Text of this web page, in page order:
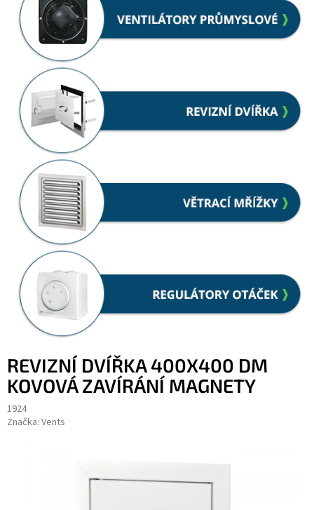
REVIZNÍ DVÍŘKA 400X400 DM
KOVOVÁ ZAVÍRÁNÍ MAGNETY
1924
Značka: Vents